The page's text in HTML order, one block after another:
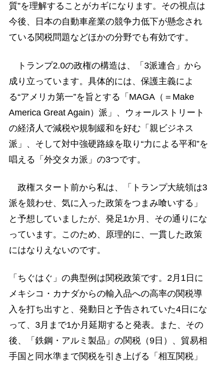
質”を理解することがカギになります。その視点は
今後、日本の自動車産業の競争力低下が懸念され
ている関税問題などほかの分野でも有効です。
トランプ2.0の政権の構造は、「3派連合」から
成り立っています。具体的には、保護主義によ
る“アメリカ第一”を旨とする「MAGA（＝Make
America Great Again）派」、ウォールストリート
の経済人で減税や規制緩和を好む「親ビジネス
派」、そして対中強硬路線を取り“力による平和”を
唱える「外交タカ派」の3つです。
政権スタート前から私は、「トランプ大統領は3
派を競わせ、気に入った政策をつまみ喰いする」
と予想していましたが、発足1か月、その通りにな
っています。このため、原理的に、一貫した政策
にはなりえないのです。
「ちぐはぐ」の典型例は関税政策です。2月1日に
メキシコ・カナダからの輸入品への高率の関税導
入を打ち出すと、発動日と予告されていた4日にな
って、3月まで1か月延期すると発表。また、その
後、「鉄鋼・アルミ製品」の関税（9日）、貿易相
手国と同水準まで関税を引き上げる「相互関税」